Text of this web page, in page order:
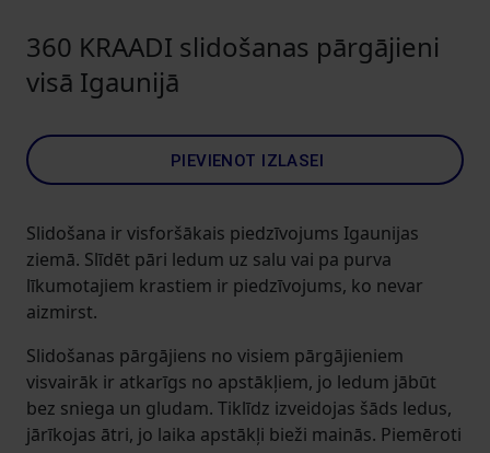
360 KRAADI slidošanas pārgājieni
visā Igaunijā
PIEVIENOT IZLASEI
Slidošana ir visforšākais piedzīvojums Igaunijas
ziemā. Slīdēt pāri ledum uz salu vai pa purva
līkumotajiem krastiem ir piedzīvojums, ko nevar
aizmirst.
Slidošanas pārgājiens no visiem pārgājieniem
visvairāk ir atkarīgs no apstākļiem, jo ledum jābūt
bez sniega un gludam. Tiklīdz izveidojas šāds ledus,
jārīkojas ātri, jo laika apstākļi bieži mainās. Piemēroti